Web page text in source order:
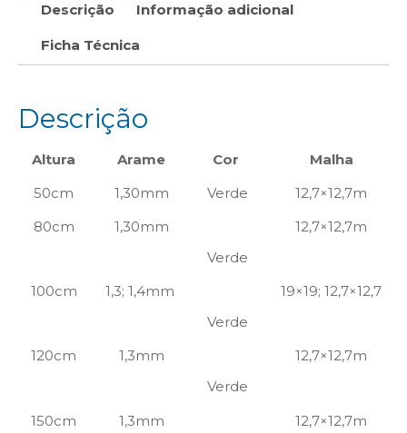
Descrição Informação adicional
Ficha Técnica
Descrição
Altura Arame Cor
Malha
50cm
1,30mm Verde
12,7×12,7m
80cm
1,30mm
Verde
12,7×12,7m
100cm
1,3; 1,4mm
Verde
19×19; 12,7×12,7
120cm
1,3mm
Verde
12,7×12,7m
150cm
1,3mm
12,7×12,7m